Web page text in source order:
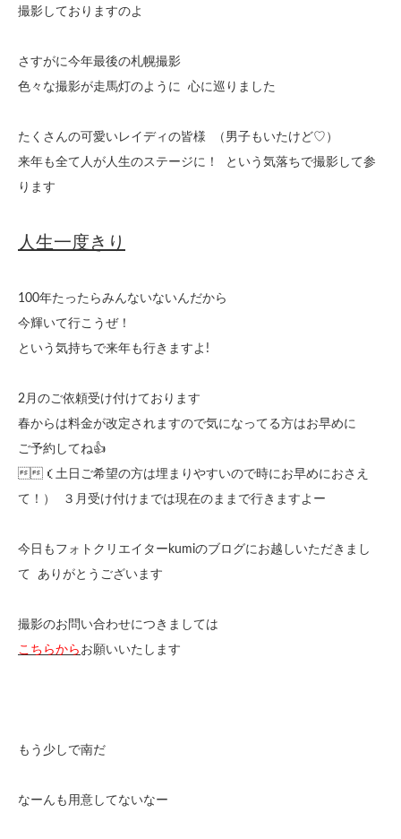
撮影しておりますのよ
さすがに今年最後の札幌撮影
色々な撮影が走馬灯のように 心に巡りました
たくさんの可愛いレイディの皆様 （男子もいたけど♡）
来年も全て人が人生のステージに！ という気落ちで撮影して参
ります
人生一度きり
100年たったらみんないないんだから
今輝いて行こうぜ！
という気持ちで来年も行きますよ!
2月のご依頼受け付けております
春からは料金が改定されますので気になってる方はお早めに
ご予約してね👍
（土日ご希望の方は埋まりやすいので時にお早めにおさえ
て！） ３月受け付けまでは現在のままで行きますよー
今日もフォトクリエイターkumiのブログにお越しいただきまし
て ありがとうございます
撮影のお問い合わせにつきましては
こちらから お願いいたします
もう少しで南だ
なーんも用意してないなー